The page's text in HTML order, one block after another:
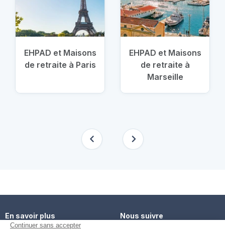
EHPAD et Maisons
de retraite à Paris
EHPAD et Maisons
de retraite à
Marseille
En savoir plus
Nous suivre